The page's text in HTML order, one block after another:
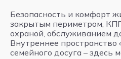
Безопасность и комфорт
закрытым периметром,
охраной, обслуживанием
Внутреннее
семейного досуга – здесь